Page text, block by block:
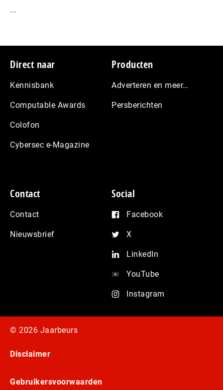
...
Footer
Direct naar
Kennisbank
Computable Awards
Colofon
Cybersec e-Magazine
Producten
Adverteren en meer…
Persberichten
Contact
Contact
Nieuwsbrief
Social
Facebook
X
LinkedIn
YouTube
Instagram
© 2026 Jaarbeurs
Disclaimer
Gebruikersvoorwaarden